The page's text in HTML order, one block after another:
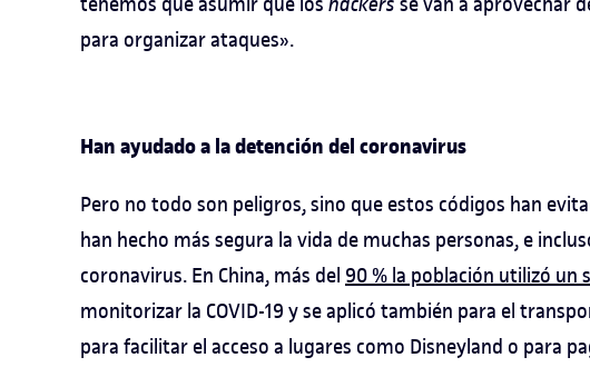
para organizar ataques».
Han ayudado a la detención del coronavirus
Pero no todo son peligros, sino que estos códigos han
han hecho más segura la vida de muchas personas, e
coronavirus. En China, más del 90 % la población utilizó un
monitorizar la COVID-19 y se aplicó también para el
para facilitar el acceso a lugares como Disneyland o para